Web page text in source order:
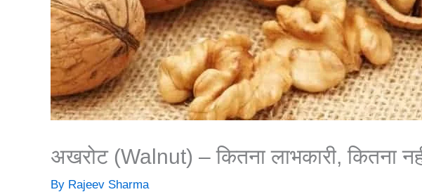
अखरोट (Walnut) – कितना लाभकारी, कितना
By Rajeev Sharma